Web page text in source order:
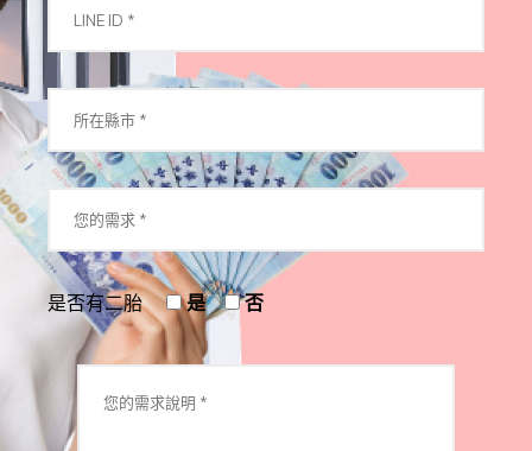
是否有二胎 是 否